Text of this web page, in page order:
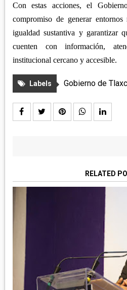
Con estas acciones, el
compromiso de generar
igualdad sustantiva y garantizar
cuenten con información,
institucional cercano y accesible.
Labels Gobierno de
RELATED